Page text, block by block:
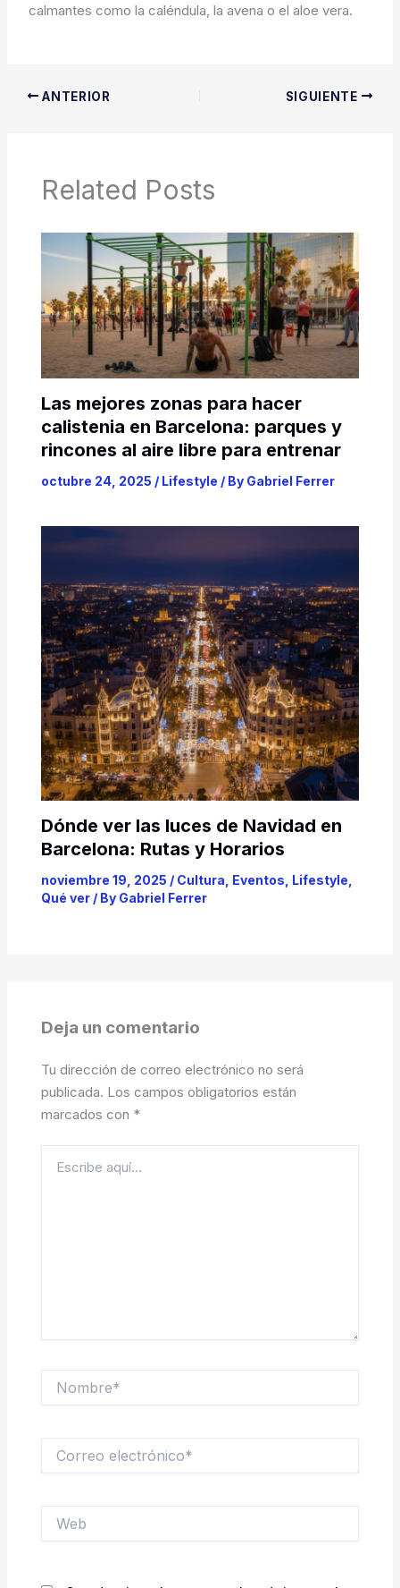
calmantes como la caléndula, la avena o el aloe vera.
ANTERIOR SIGUIENTE
Related Posts
Las mejores zonas para hacer
calistenia en Barcelona: parques y
rincones al aire libre para entrenar
octubre 24, 2025 / Lifestyle / By Gabriel Ferrer
Dónde ver las luces de Navidad en
Barcelona: Rutas y Horarios
noviembre 19, 2025 / Cultura Eventos Lifestyle
Qué ver/ By Gabriel Ferrer
Deja un comentario
Tu dirección de correo electrónico no será
publicada. Los campos obligatorios están
marcados con *
aquí...
electrónico*